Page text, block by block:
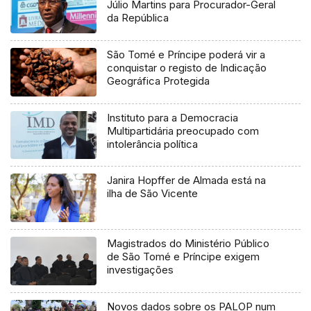
Júlio Martins para Procurador-Geral
da República
São Tomé e Príncipe poderá vir a
conquistar o registo de Indicação
Geográfica Protegida
Instituto para a Democracia
Multipartidária preocupado com
intolerância política
Janira Hopffer de Almada está na
ilha de São Vicente
Magistrados do Ministério Público
de São Tomé e Príncipe exigem
investigações
Novos dados sobre os PALOP num